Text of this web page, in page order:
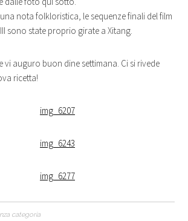
nota folkloristica, le sequenze finali del film
sono state proprio girate a Xitang.
vi auguro buon dine settimana. Ci si rivede
ricetta!
categoria